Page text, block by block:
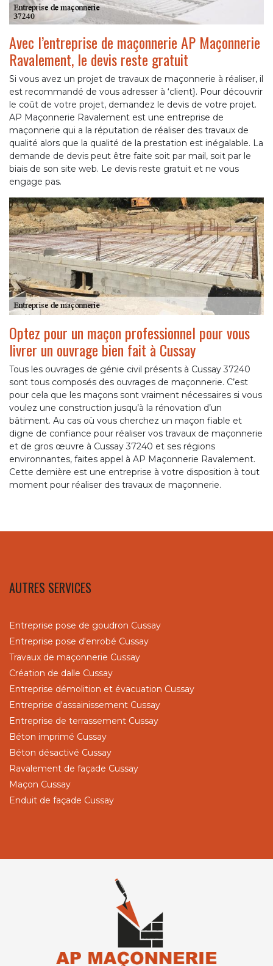
Avec l’entreprise de maçonnerie AP Maçonnerie
Ravalement, le devis reste gratuit
Si vous avez un projet de travaux de maçonnerie à réaliser, il
est recommandé de vous adresser à ‘client}. Pour découvrir
le coût de votre projet, demandez le devis de votre projet.
AP Maçonnerie Ravalement est une entreprise de
maçonnerie qui a la réputation de réaliser des travaux de
qualité alors que la qualité de la prestation est inégalable. La
demande de devis peut être faite soit par mail, soit par le
biais de son site web. Le devis reste gratuit et ne vous
engage pas.
Optez pour un maçon professionnel pour vous
livrer un ouvrage bien fait à Cussay
Tous les ouvrages de génie civil présents à Cussay 37240
sont tous composés des ouvrages de maçonnerie. C’est
pour cela que les maçons sont vraiment nécessaires si vous
voulez une construction jusqu’à la rénovation d’un
bâtiment. Au cas où vous cherchez un maçon fiable et
digne de confiance pour réaliser vos travaux de maçonnerie
et de gros œuvre à Cussay 37240 et ses régions
environnantes, faites appel à AP Maçonnerie Ravalement.
Cette dernière est une entreprise à votre disposition à tout
moment pour réaliser des travaux de maçonnerie.
AUTRES SERVICES
Entreprise pose de goudron Cussay
Entreprise pose d'enrobé Cussay
Travaux de maçonnerie Cussay
Création de dalle Cussay
Entreprise démolition et évacuation Cussay
Entreprise d'assainissement Cussay
Entreprise de terrassement Cussay
Béton imprimé Cussay
Béton désactivé Cussay
Ravalement de façade Cussay
Maçon Cussay
Enduit de façade Cussay